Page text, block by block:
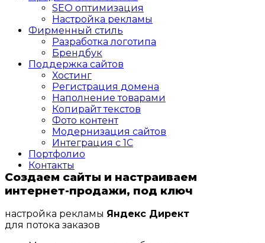
SEO оптимизация
Настройка рекламы
Фирменный стиль
Разработка логотипа
Брендбук
Поддержка сайтов
Хостинг
Регистрация домена
Наполнение товарами
Копирайт текстов
Фото контент
Модернизация сайтов
Интеграция с 1С
Портфолио
Контакты
Cоздаем сайты и настраиваем
интернет-продажи, под ключ
настройка рекламы Яндекс Директ
для потока заказов